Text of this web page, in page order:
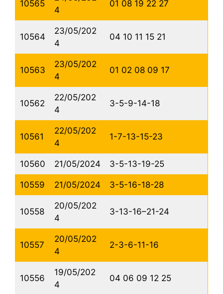
10565
4
01 08 19 22 27
10564
23/05/202
4
04 10 11 15 21
10563
23/05/202
4
01 02 08 09 17
10562
22/05/202
4
3-5-9-14-18
10561
22/05/202
4
1-7-13-15-23
10560 21/05/2024 3-5-13-19-25
10559 21/05/2024 3-5-16-18-28
10558
20/05/202
4
3-13-16–21-24
10557
20/05/202
4
2-3-6-11-16
10556
19/05/202
4
04 06 09 12 25